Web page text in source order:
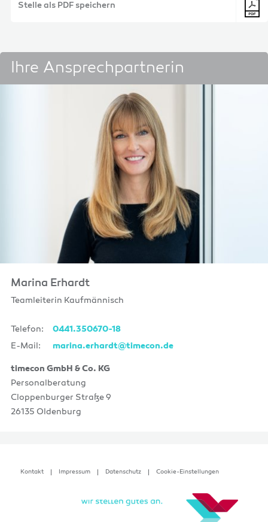
Stelle als PDF speichern
Ihre Ansprechpartnerin
Marina Erhardt
Teamleiterin Kaufmännisch
Telefon: 0441.350670-18
E-Mail: marina.erhardt@timecon.de
timecon GmbH & Co. KG
Personalberatung
Cloppenburger Straße 9
26135 Oldenburg
Kontakt Impressum Datenschutz Cookie-Einstellungen